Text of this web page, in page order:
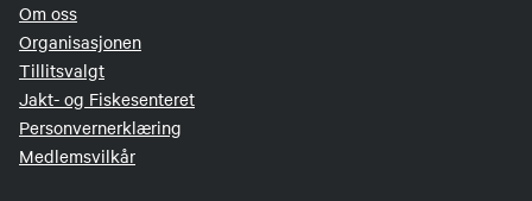
Om oss
Organisasjonen
Tillitsvalgt
Jakt- og Fiskesenteret
Personvernerklæring
Medlemsvilkår